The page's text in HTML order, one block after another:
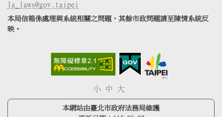
la_laws@gov.taipei
本局信箱係處理與系統相關之問題，其餘市政問題請至陳情系統反
映。
小 中 大
本網站由臺北市政府法務局維護